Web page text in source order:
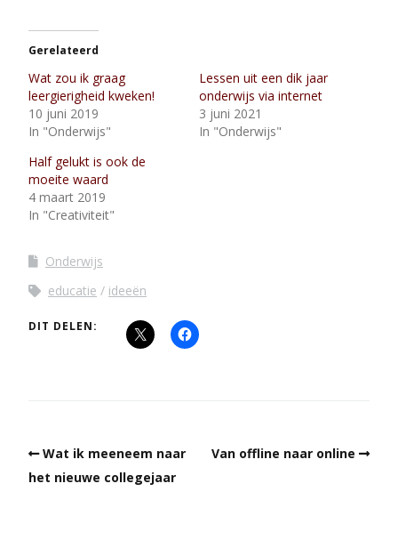
Gerelateerd
Wat zou ik graag
leergierigheid kweken!
10 juni 2019
In "Onderwijs"
Lessen uit een dik jaar
onderwijs via internet
3 juni 2021
In "Onderwijs"
Half gelukt is ook de
moeite waard
4 maart 2019
In "Creativiteit"
Onderwijs
educatie
ideeën
DIT DELEN:
Wat ik meeneem naar
het nieuwe collegejaar
Van offline naar online